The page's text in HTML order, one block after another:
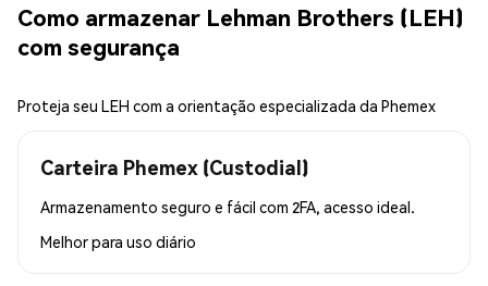
Como armazenar Lehman Brothers (LEH)
com segurança
Proteja seu LEH com a orientação especializada da Phemex
Carteira Phemex (Custodial)
Armazenamento seguro e fácil com 2FA, acesso ideal.
Melhor para uso diário